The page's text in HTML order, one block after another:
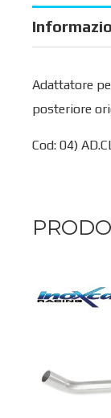
Adattatore
posteriore
Cod: 04)